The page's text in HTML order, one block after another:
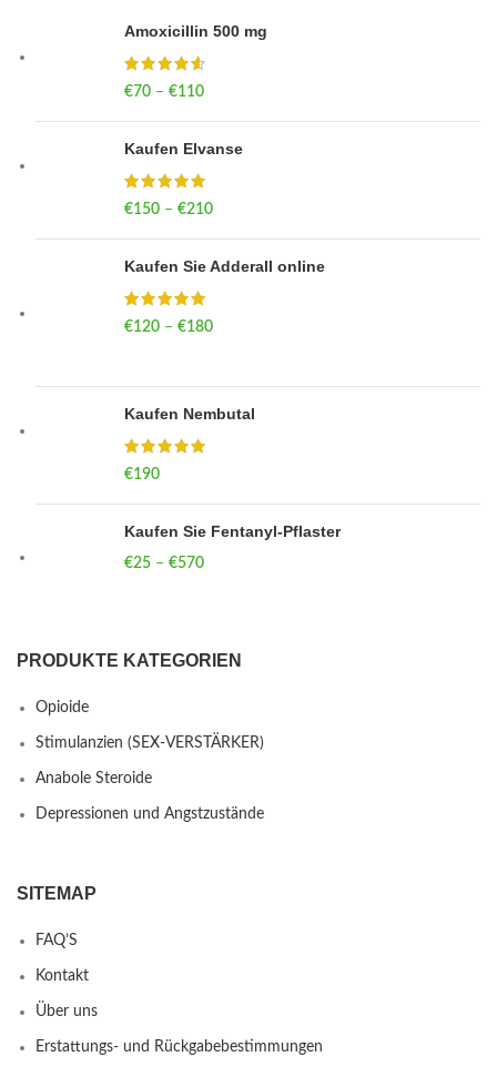
Amoxicillin 500 mg
€70 – €110
Kaufen Elvanse
€150 – €210
Kaufen Sie Adderall online
€120 – €180
Kaufen Nembutal
€190
Kaufen Sie Fentanyl-Pflaster
€25 – €570
PRODUKTE KATEGORIEN
Opioide
Stimulanzien (SEX-VERSTÄRKER)
Anabole Steroide
Depressionen und Angstzustände
SITEMAP
FAQ’S
Kontakt
Über uns
Erstattungs- und Rückgabebestimmungen